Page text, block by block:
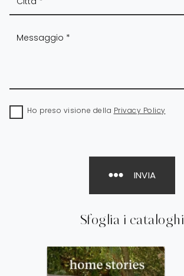
Sfoglia i cataloghi
Ho preso visione della Privacy Policy
INVIA